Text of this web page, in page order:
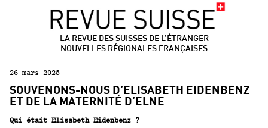
LA REVUE DES SUISSES DE L’ÉTRANGER
NOUVELLES RÉGIONALES FRANÇAISES
26 mars 2025
SOUVENONS-NOUS D’ELISABETH EIDENBENZ
ET DE LA MATERNITÉ D’ELNE
Qui était Elisabeth Eidenbenz ?